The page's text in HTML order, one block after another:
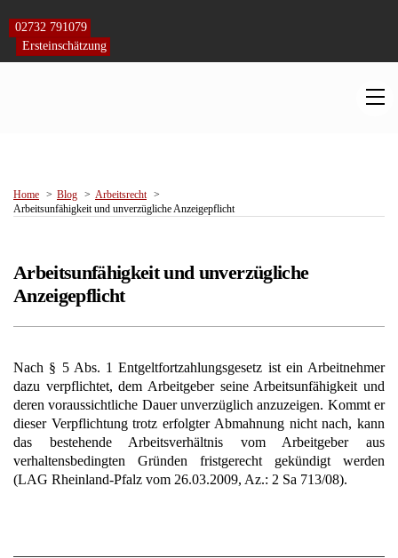
content
02732 791079
Ersteinschätzung
Home Blog
Arbeitsrecht
Arbeitsunfähigkeit und unverzügliche Anzeigepflicht
Arbeitsunfähigkeit und unverzügliche
Anzeigepflicht
Nach § 5 Abs. 1 Entgeltfortzahlungsgesetz ist ein Arbeitnehmer
dazu verpflichtet, dem Arbeitgeber seine Arbeitsunfähigkeit und
deren voraussichtliche Dauer unverzüglich anzuzeigen. Kommt er
dieser Verpflichtung trotz erfolgter Abmahnung nicht nach, kann
das bestehende Arbeitsverhältnis vom Arbeitgeber aus
verhaltensbedingten Gründen fristgerecht gekündigt werden
(LAG Rheinland-Pfalz vom 26.03.2009, Az.: 2 Sa 713/08).